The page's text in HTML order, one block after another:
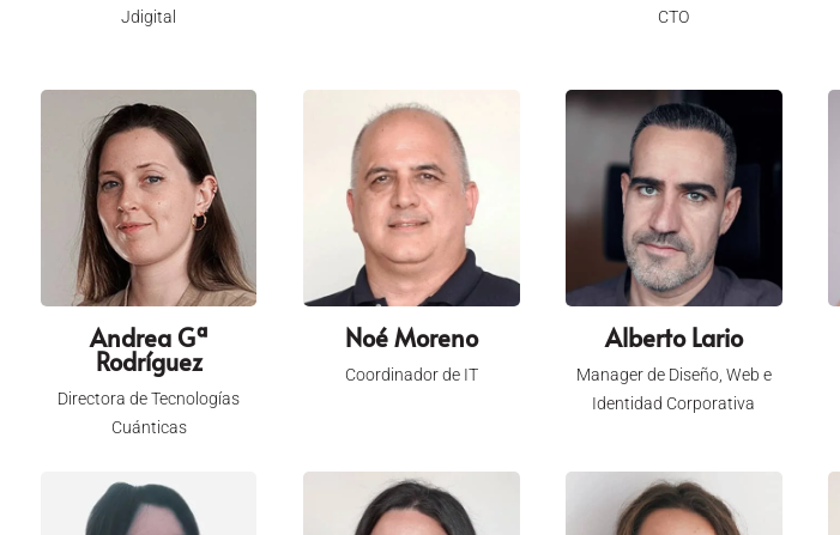
Jdigital
CTO
Andrea Gª
Rodríguez
Directora de Tecnologías
Cuánticas
Noé Moreno
Coordinador de IT
Alberto Lario
Manager de Diseño, Web e
Identidad Corporativa